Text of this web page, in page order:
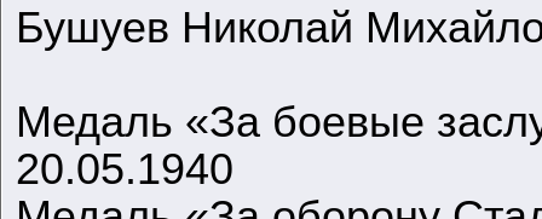
Бушуев Николай
Медаль «За боевые
20.05.1940